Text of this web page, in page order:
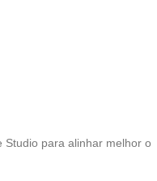
Studio para alinhar melhor o